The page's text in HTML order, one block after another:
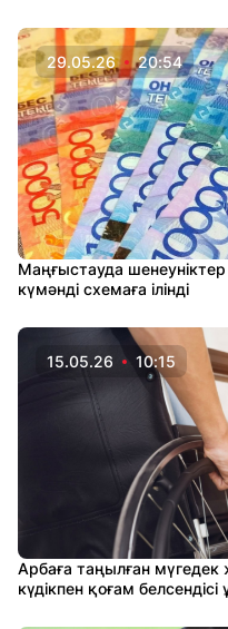
29.05.26 20:54
Маңғыстауда
күмәнді схемаға ілінді
15.05.26 10:15
Арбаға таңылған мүгедек
күдікпен қоғам